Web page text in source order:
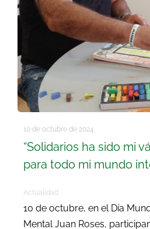
10 de octubre de 2024
“Solidarios ha sido mi
para todo mi mundo
Actualidad
10 de octubre, en el Día
Mental Juan Roses,